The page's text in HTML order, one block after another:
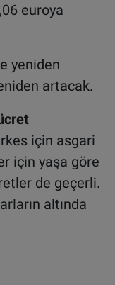
euroya
yeniden
artacak.
için asgari
için yaşa göre
de geçerli.
altında